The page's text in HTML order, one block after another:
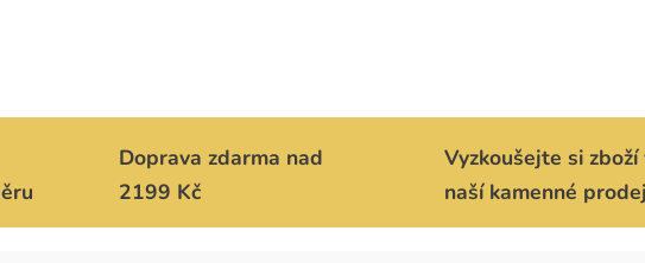
Doprava zdarma nad
2199 Kč
Vyzkoušejte si zboží
naší kamenné